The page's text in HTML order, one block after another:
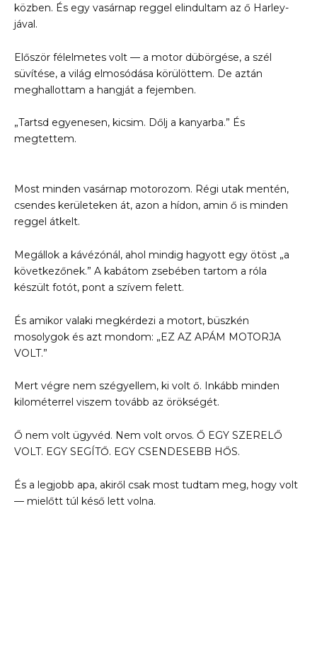
közben. És egy vasárnap reggel elindultam az ő Harley-
jával.
Először félelmetes volt — a motor dübörgése, a szél
süvítése, a világ elmosódása körülöttem. De aztán
meghallottam a hangját a fejemben.
„Tartsd egyenesen, kicsim. Dőlj a kanyarba.” És
megtettem.
Most minden vasárnap motorozom. Régi utak mentén,
csendes kerületeken át, azon a hídon, amin ő is minden
reggel átkelt.
Megállok a kávézónál, ahol mindig hagyott egy ötöst „a
következőnek.” A kabátom zsebében tartom a róla
készült fotót, pont a szívem felett.
És amikor valaki megkérdezi a motort, büszkén
mosolygok és azt mondom: „EZ AZ APÁM MOTORJA
VOLT.”
Mert végre nem szégyellem, ki volt ő. Inkább minden
kilométerrel viszem tovább az örökségét.
Ő nem volt ügyvéd. Nem volt orvos. Ő EGY SZERELŐ
VOLT. EGY SEGÍTŐ. EGY CSENDESEBB HŐS.
És a legjobb apa, akiről csak most tudtam meg, hogy volt
— mielőtt túl késő lett volna.